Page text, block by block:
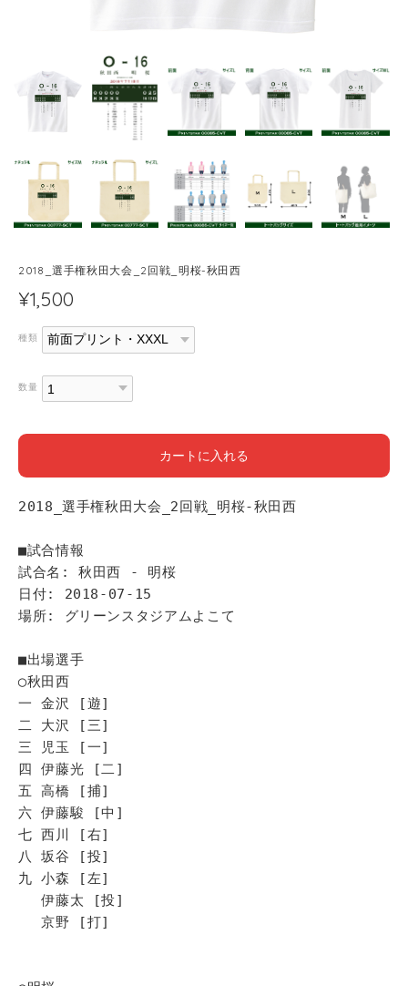
2018_選手権秋田大会_2回戦_明桜-秋田西
¥1,500
種類
数量
カートに入れる
2018_選手権秋田大会_2回戦_明桜-秋田西
■試合情報
試合名: 秋田西 - 明桜
日付: 2018-07-15
場所: グリーンスタジアムよこて
■出場選手
◯秋田西
一 金沢 [遊]
二 大沢 [三]
三 児玉 [一]
四 伊藤光 [二]
五 高橋 [捕]
六 伊藤駿 [中]
七 西川 [右]
八 坂谷 [投]
九 小森 [左]
伊藤太 [投]
京野 [打]